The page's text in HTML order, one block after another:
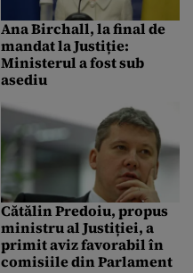
Ana Birchall, la final de
mandat la Justiție:
Ministerul a fost sub
asediu
Cătălin Predoiu, propus
ministru al Justiției, a
primit aviz favorabil în
comisiile din Parlament